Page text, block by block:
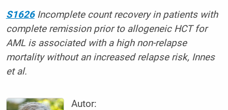
S1626Incomplete count recovery in patients with
complete remission prior to allogeneic HCT for
AML is associated with a high non-relapse
mortality without an increased relapse risk, Innes
et al.
Autor: